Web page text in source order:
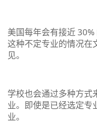
美国每年会有接近 30%
这种不定专业的情况在
见。
学校也会通过多种方式
业。即使是已经选定专
业。